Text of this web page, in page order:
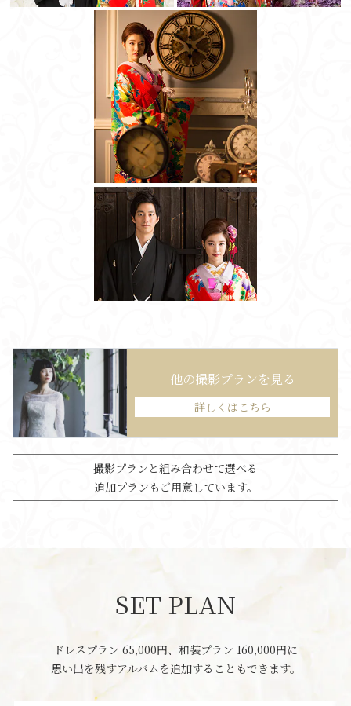
他の撮影プランを見る
詳しくはこちら
撮影プランと組み合わせて選べる
追加プランもご用意しています。
SET PLAN
ドレスプラン 65,000円、和装プラン 160,000円に
思い出を残すアルバムを追加することもできます。